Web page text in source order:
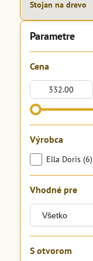
Parametre
Cena
Od:
Výrobca
Ella Doris (6)
Vhodné pre
S otvorom
Stojan na drevo